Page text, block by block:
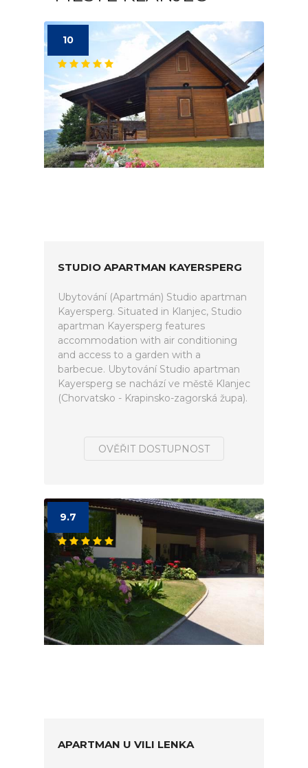
10
STUDIO APARTMAN KAYERSPERG
Ubytování (Apartmán) Studio apartman
Kayersperg. Situated in Klanjec, Studio
apartman Kayersperg features
accommodation with air conditioning
and access to a garden with a
barbecue. Ubytování Studio apartman
Kayersperg se nachází ve městě Klanjec
(Chorvatsko - Krapinsko-zagorská župa).
OVĚŘIT DOSTUPNOST
9.7
APARTMAN U VILI LENKA